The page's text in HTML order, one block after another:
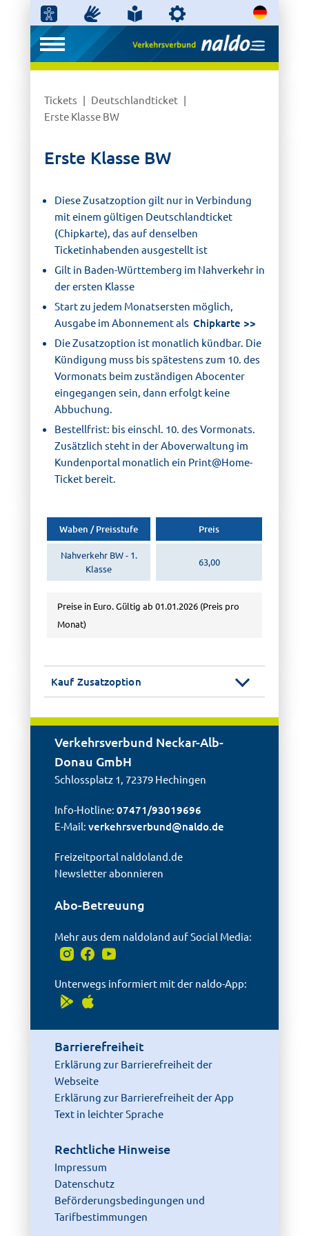
Tickets
Deutschlandticket
Erste Klasse BW
Erste Klasse BW
Diese Zusatzoption gilt nur in Verbindung
mit einem gültigen Deutschlandticket
(Chipkarte), das auf denselben
Ticketinhabenden ausgestellt ist
Gilt in Baden-Württemberg im Nahverkehr in
der ersten Klasse
Start zu jedem Monatsersten möglich,
Ausgabe im Abonnement als Chipkarte
Die Zusatzoption ist monatlich kündbar. Die
Kündigung muss bis spätestens zum 10. des
Vormonats beim zuständigen Abocenter
eingegangen sein, dann erfolgt keine
Abbuchung.
Bestellfrist: bis einschl. 10. des Vormonats.
Zusätzlich steht in der Aboverwaltung im
Kundenportal monatlich ein Print@Home-
Ticket bereit.
Waben / Preisstufe Preis
Nahverkehr BW - 1.
Klasse
63,00
Preise in Euro. Gültig ab 01.01.2026 (Preis pro
Monat)
Kauf Zusatzoption
Verkehrsverbund Neckar-Alb-
Donau GmbH
Schlossplatz 1, 72379 Hechingen
Info-Hotline: 07471/93019696
E-Mail: verkehrsverbund@naldo.de
Freizeitportal naldoland.de
Newsletter abonnieren
Abo-Betreuung
Mehr aus dem naldoland auf Social Media:
Unterwegs informiert mit der naldo-App:
Barrierefreiheit
Erklärung zur Barrierefreiheit der
Webseite
Erklärung zur Barrierefreiheit der App
Text in leichter Sprache
Rechtliche Hinweise
Impressum
Datenschutz
Beförderungsbedingungen und
Tarifbestimmungen